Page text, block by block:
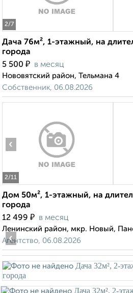
2/7
Дача 76м², 1-этажный, на
города
5 500 ₽ в месяц
Нововятский район, Тельмана 4
Собственник, 06.08.2026
2/11
‹
Дом 50м², 1-этажный, на
города
12 499 ₽ в месяц
Ленинский район, мкр. Новый,
Агентство, 06.08.2026
‹